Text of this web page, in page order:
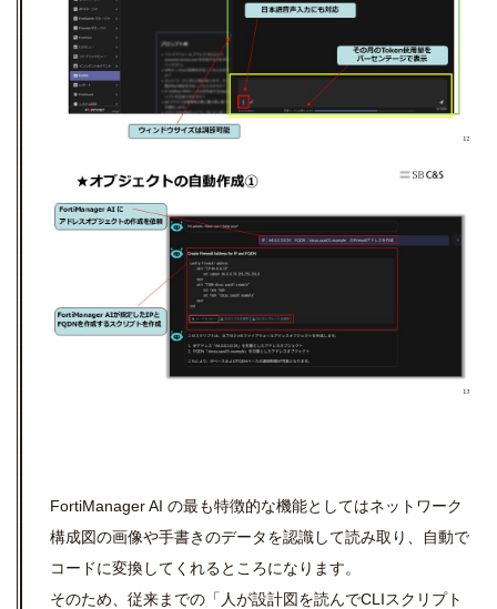
FortiManager AI の最も特徴的な機能としてはネットワーク
構成図の画像や手書きのデータを認識して読み取り、自動で
コードに変換してくれるところになります。
そのため、従来までの「人が設計図を読んでCLIスクリプト